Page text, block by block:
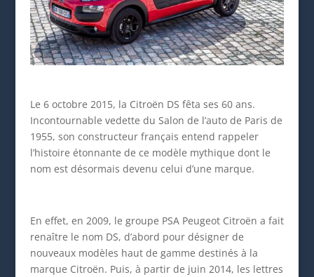
Le 6 octobre 2015, la Citroën DS fêta ses 60 ans.
Incontournable vedette du Salon de l’auto de Paris de
1955, son constructeur français entend rappeler
l’histoire étonnante de ce modèle mythique dont le
nom est désormais devenu celui d’une marque.
En effet, en 2009, le groupe PSA Peugeot Citroën a fait
renaître le nom DS, d’abord pour désigner de
nouveaux modèles haut de gamme destinés à la
marque Citroën. Puis, à partir de juin 2014, les lettres